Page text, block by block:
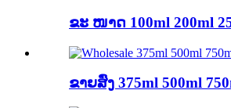
ຂະ ໜາດ 100ml 200ml
ຂາຍສົ່ງ 375ml 500ml